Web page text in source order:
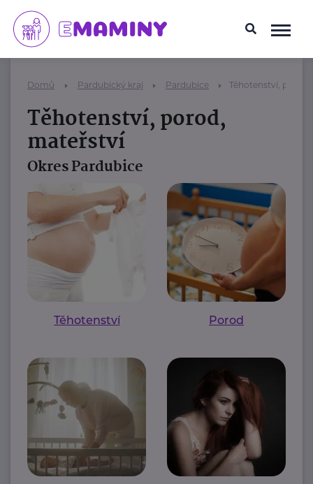
Domů Pardubický kraj Pardubice Těhotenství,
Těhotenství, porod,
mateřství
Okres Pardubice
Těhotenství Porod